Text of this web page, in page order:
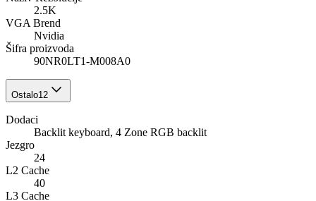
2.5K
VGA Brend
Nvidia
Šifra proizvoda
90NR0LT1-M008A0
Ostalo12
Dodaci
Backlit keyboard, 4 Zone RGB backlit
Jezgro
24
L2 Cache
40
L3 Cache